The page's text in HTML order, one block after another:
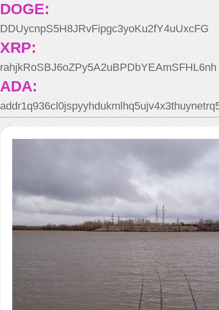
DOGE:
DDUycnpS5H8JRvFipgc3yoKu2fY4uUxcFG
XRP:
rahjkRoSBJ6oZPy5A2uBPDbYEAmSFHL6nh
ADA: